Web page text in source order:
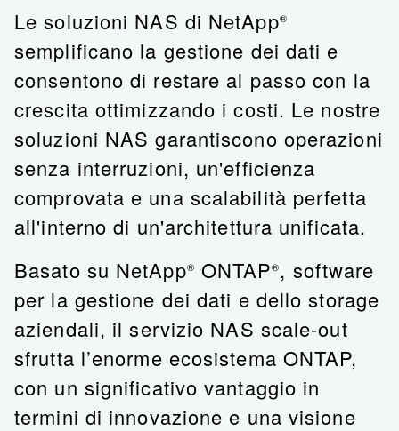
Le soluzioni NAS di NetApp®
semplificano la gestione dei dati e
consentono di restare al passo con la
crescita ottimizzando i costi. Le nostre
soluzioni NAS garantiscono operazioni
senza interruzioni, un'efficienza
comprovata e una scalabilità perfetta
all'interno di un'architettura unificata.
Basato su NetApp® ONTAP®, software
per la gestione dei dati e dello storage
aziendali, il servizio NAS scale-out
sfrutta l’enorme ecosistema ONTAP,
con un significativo vantaggio in
termini di innovazione e una visione